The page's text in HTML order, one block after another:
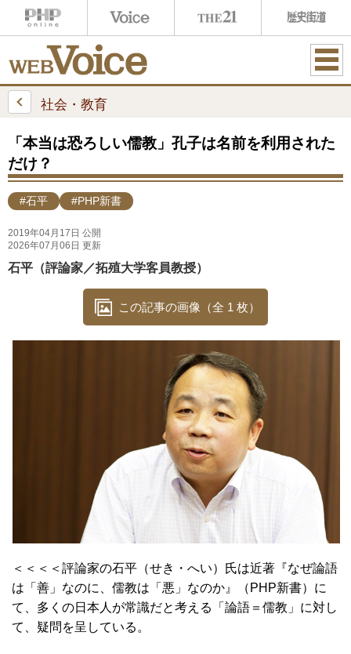
ME
社会・教育
「本当は恐ろしい儒教」孔子は名前を利用された
だけ？
#石平 #PHP新書
2019年04月17日 公開
2026年07月06日 更新
石平（評論家／拓殖大学客員教授）
この記事の画像（全 1 枚）
＜＜＜＜評論家の石平（せき・へい）氏は近著『なぜ論語
は「善」なのに、儒教は「悪」なのか』（PHP新書）に
て、多くの日本人が常識だと考える「論語＝儒教」に対し
て、疑問を呈している。